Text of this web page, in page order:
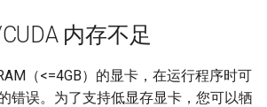
内存不足
（<=4GB）的显卡，在运行程序时可
错误。为了支持低显存显卡，您可以牺